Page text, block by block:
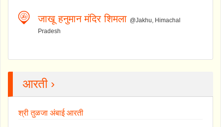
जाखू हनुमान मंदिर शिमला @Jakhu, Himachal
Pradesh
आरती ›
श्री तुळजा अंबाई आरती